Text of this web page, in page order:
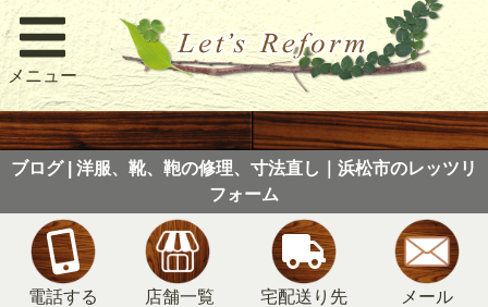
メニュー
ブログ | 洋服、靴、鞄の修理、寸法直し｜浜松市のレッツリ
フォーム
電話する 店舗一覧 宅配送り先 メール